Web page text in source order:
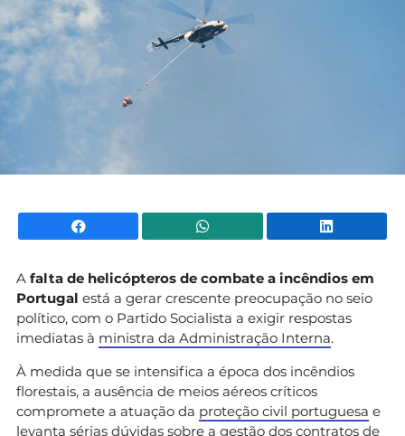
Facebook WhatsApp
A falta de helicópteros de combate a incêndios em
Portugal está a gerar crescente preocupação no seio
político, com o Partido Socialista a exigir respostas
imediatas à ministra da Administração Interna.
À medida que se intensifica a época dos incêndios
florestais, a ausência de meios aéreos críticos
compromete a atuação da proteção civil portuguesa e
levanta sérias dúvidas sobre a gestão dos contratos de